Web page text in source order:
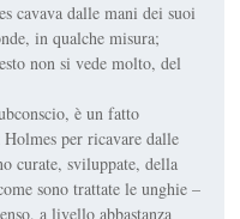
cavava dalle mani dei suoi
in qualche misura;
non si vede molto, del
è un fatto
per ricavare dalle
curate, sviluppate, della
sono trattate le unghie –
a livello abbastanza